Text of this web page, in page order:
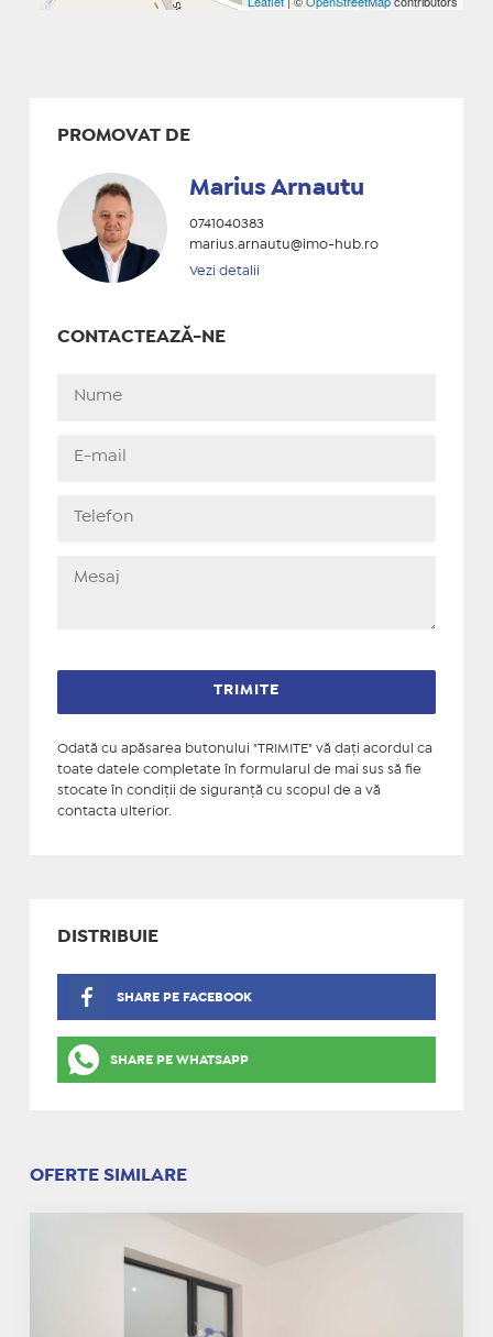
PROMOVAT DE
Marius Arnautu
0741040383
marius.arnautu@imo-hub.ro
Vezi detalii
CONTACTEAZĂ-NE
Odată cu apăsarea butonului "TRIMITE" vă daţi acordul ca
toate datele completate în formularul de mai sus să fie
stocate în condiţii de siguranţă cu scopul de a vă
contacta ulterior.
DISTRIBUIE
SHARE PE FACEBOOK
SHARE PE WHATSAPP
OFERTE SIMILARE